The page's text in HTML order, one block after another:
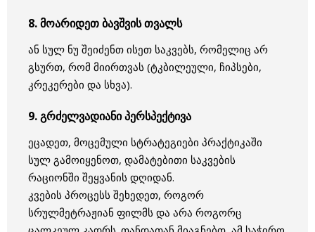
8. მოარიდეთ ბავშვის თვალს
ან სულ ნუ შეიძენთ ისეთ საკვებს, რომელიც არ
გსურთ, რომ მიირთვას (ტკბილეული, ჩიპსები,
კრეკერები და სხვა).
9. გრძელვადიანი პერსპექტივა
ეცადეთ, მოცემული სტრატეგიები პრაქტიკაში
სულ გამოიყენოთ, დამატებითი საკვების
რაციონში შეყვანის დღიდან.
კვების პროცესს შეხედეთ, როგორ
სრულმეტრაჟიან ფილმს და არა როგორც